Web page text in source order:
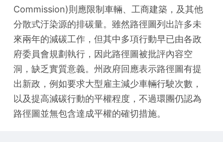
Commission)則應限制車輛、工商建築，及其他
分散式汙染源的排碳量。雖然路徑圖列出許多未
來兩年的減碳工作，但其中多項行動早已由各政
府委員會規劃執行，因此路徑圖被批評內容空
洞，缺乏實質意義。州政府回應表示路徑圖有提
出新政，例如要求大型雇主減少車輛行駛次數，
以及提高減碳行動的平權程度，不過環團仍認為
路徑圖並無包含達成平權的確切措施。